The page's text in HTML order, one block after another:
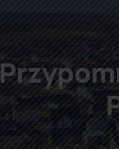
⌂